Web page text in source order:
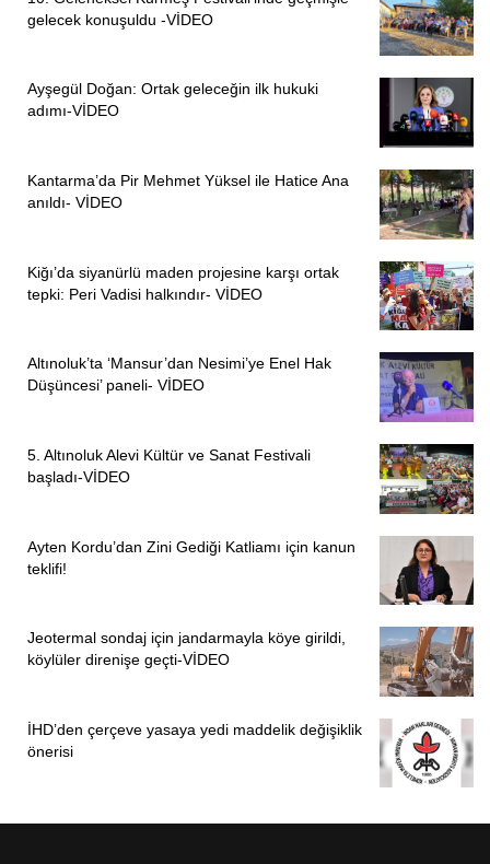
Keçe sanatçısı
ise, 20 yıllık bir deneyime
sahip olmanın verdiği derinlikle, geleneksel yöntemlerle
çalışmanın önemine vurgu yaptı. Bilge, “Bugün sentetik
ürünlerle çevremiz zehirleniyor. Biz, sağlıklı ve geleneksel
ürünleri yaşatmayı sürdürüyoruz. Keçe, hem sağlıklı hem
de estetik bir ürün. 4 yıl önce başladığımız projenin ilk
adımlarını Tunceli’de attık ve bu sergiyle de bu süreci
Ayrıca, keçe sanatının modernize edilerek, geleneksel
kıyafetlerle birleşmesi üzerine de çalışmalarını
Sanatçılar, bu sergiyle sadece geçmişi yaşatmayı değil,
aynı zamanda keçe sanatını halkla buluşturmayı ve
gelecek nesillere öğretmeyi amaçladıklarını belirtti.
Ayrılmaz ve Bilge, halkın keçe sanatıyla tanışması
Fatoş SARIKAYA/ DERSİM
gelecek konuşuldu -VİDEO
Ayşegül Doğan: Ortak geleceğin ilk hukuki
adımı-VİDEO
Kantarma’da Pir Mehmet Yüksel ile Hatice Ana
anıldı- VİDEO
Kiğı’da siyanürlü maden projesine karşı ortak
tepki: Peri Vadisi halkındır- VİDEO
Altınoluk’ta ‘Mansur’dan Nesimi’ye Enel Hak
Düşüncesi’ paneli- VİDEO
5. Altınoluk Alevi Kültür ve Sanat Festivali
başladı-VİDEO
Ayten Kordu’dan Zini Gediği Katliamı için kanun
teklifi!
Jeotermal sondaj için jandarmayla köye girildi,
köylüler direnişe geçti-VİDEO
İHD’den çerçeve yasaya yedi maddelik değişiklik
önerisi